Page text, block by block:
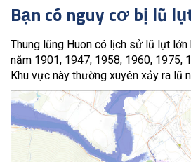
Bạn có nguy cơ bị lũ
Thung lũng Huon có lịch sử lũ lụt
năm 1901, 1947, 1958, 1960, 1975,
Khu vực này thường xuyên xảy ra lũ